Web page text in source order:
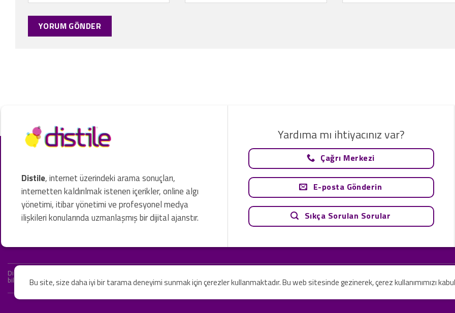
Distile, internet üzerindeki arama sonuçları,
internetten kaldırılmak istenen içerikler, online algı
yönetimi, itibar yönetimi ve profesyonel medya
ilişkileri konularında uzmanlaşmış bir dijital ajanstır.
Yardıma mı ihtiyacınız var?
Çağrı Merkezi
E-posta Gönderin
Sıkça Sorulan Sorular
Distile bir hukuk firması değildir ve hizmetlerimizin hiçbiri resmi hukuki tavsiye olarak değerlendirilemez. Sadece teknoloji ve danışmanlık şirketi
bilgiler yalnızca genel bilgi niteliğindedir. Yasal tavsiye olarak değerlendirilmesi amaçlanmamıştır.
Bu site, size daha iyi bir tarama deneyimi sunmak için çerezler kullanmaktadır. Bu web sitesinde gezinerek, çerez kullanımımızı